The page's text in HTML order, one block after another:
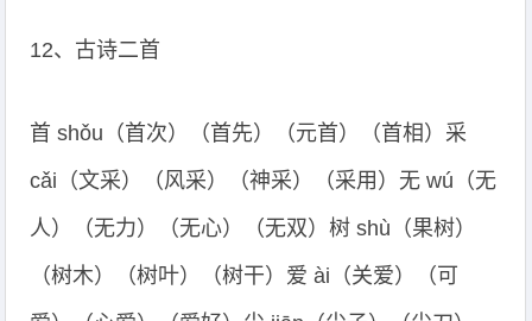
12、古诗二首
首 shǒu（首次）（首先）（元首）（首相）采
cǎi（文采）（风采）（神采）（采用）无 wú（无
人）（无力）（无心）（无双）树 shù（果树）
（树木）（树叶）（树干）爱 ài（关爱）（可